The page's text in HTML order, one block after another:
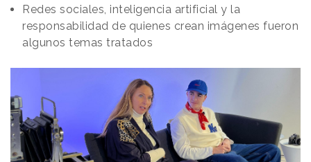
Redes sociales, inteligencia artificial y la
responsabilidad de quienes crean imágenes fueron
algunos temas tratados